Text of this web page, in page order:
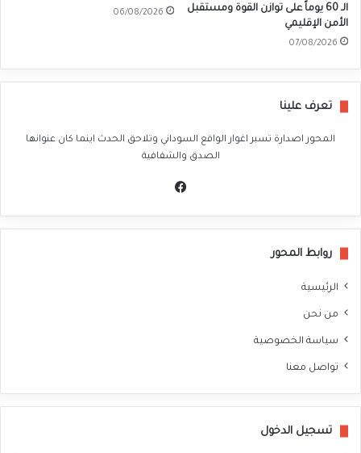
الـ 60 يوماً على توازن القوة ومستقبل
الأمن الإقليمي
07/08/2026
06/08/2026
تعرف علينا
المحور اصدارة تسبر اغوار الواقع السوداني وتلاحق الحدث اينما كان عنوانها
الصدق والشفافية
روابط المحور
الرئيسية
من نحن
سياسة الخصوصية
تواصل معنا
تسجيل الدخول